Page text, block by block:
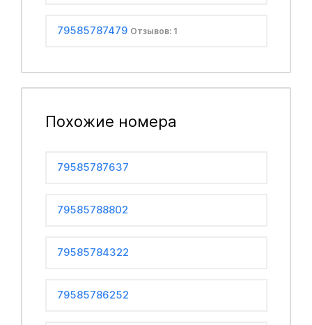
79585787479 Отзывов: 1
Похожие номера
79585787637
79585788802
79585784322
79585786252